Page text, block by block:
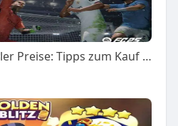
Die besten FC 25 Spieler Preise: Tipps zum Kauf in EA FC 25